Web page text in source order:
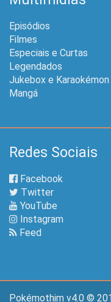
Episódios
Filmes
Especiais e Curtas
Legendados
Jukebox e Karaokémon
Mangá
Redes Sociais
Facebook
Twitter
YouTube
Instagram
Feed
Pokémothim v4.0 ©